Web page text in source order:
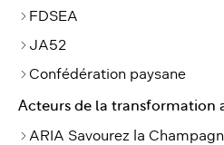
FDSEA
JA52
Confédération paysane
Acteurs de la transformation
ARIA Savourez la